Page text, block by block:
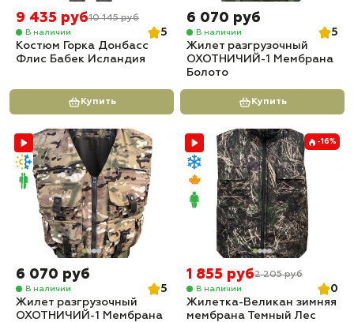
9 435 руб10 145 руб
В наличии
5
Костюм Горка Донбасс
Флис Бабек Исландия
Купить
6 070 руб
В наличии
5
Жилет разгрузочный
ОХОТНИЧИЙ-1 Мембрана
Болото
Купить
6 070 руб
В наличии
5
Жилет разгрузочный
ОХОТНИЧИЙ-1 Мембрана
-16%
1 855 руб2 205 руб
В наличии
0
Жилетка-Великан зимняя
мембрана Темный Лес